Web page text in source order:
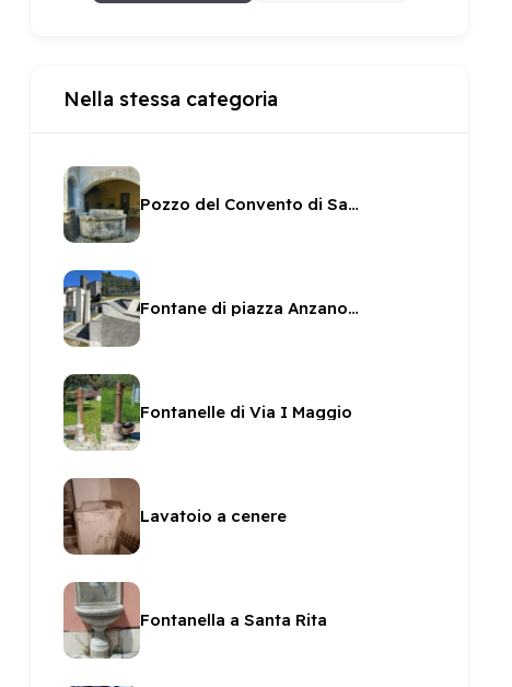
Nella stessa categoria
Pozzo del Convento di San Giovanni
Fontane di piazza Anzano Natali
Fontanelle di Via I Maggio
Lavatoio a cenere
Fontanella a Santa Rita